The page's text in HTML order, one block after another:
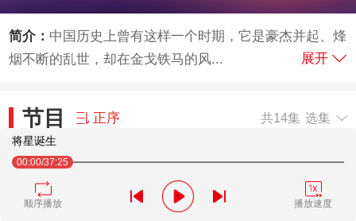
简介： 中国历史上曾有这样一个时期，它是豪杰并起、烽
烟不断的乱世，却在金戈铁马的风...
展开
节目 正序 共14集 选集
1 将星诞生
南北序章 播放速度
顺序播放
00:00/37:25
将星诞生